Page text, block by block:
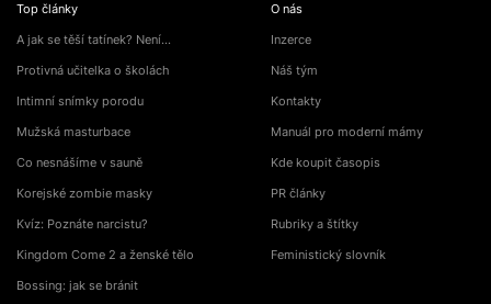
Top články
A jak se těší tatínek? Není…
Protivná učitelka o školách
Intimní snímky porodu
Mužská masturbace
Co nesnášíme v sauně
Korejské zombie masky
Kvíz: Poznáte narcistu?
Kingdom Come 2 a ženské tělo
Bossing: jak se bránit
O nás
Inzerce
Náš tým
Kontakty
Manuál pro moderní mámy
Kde koupit časopis
PR články
Rubriky a štítky
Feministický slovník